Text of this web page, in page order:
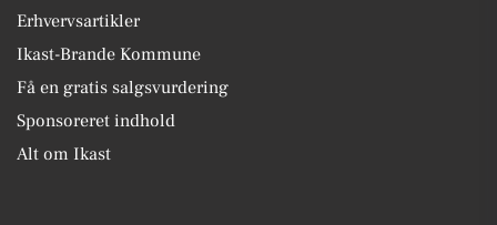
Erhvervsartikler
Ikast-Brande Kommune
Få en gratis salgsvurdering
Sponsoreret indhold
Alt om Ikast